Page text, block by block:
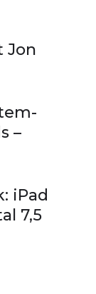
Jon
–
iPad
7,5